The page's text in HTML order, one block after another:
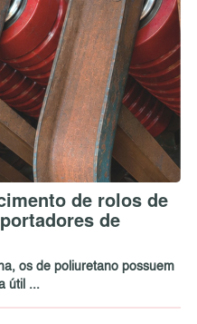
de rolos de
de
os de poliuretano possuem
útil ...